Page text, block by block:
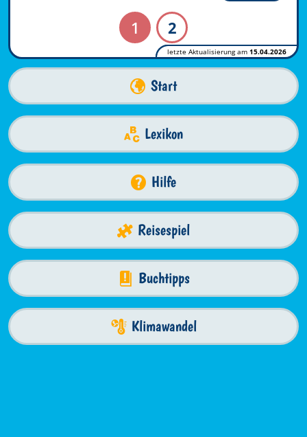
1 2
letzte Aktualisierung am 15.04.2026
Start
Lexikon
Hilfe
Reisespiel
Buchtipps
Klimawandel